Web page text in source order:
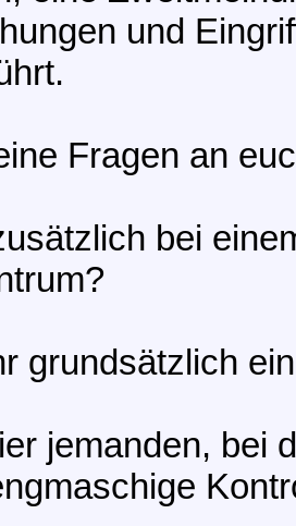
und
Fragen an
bei
grundsätzlich
jemanden, bei